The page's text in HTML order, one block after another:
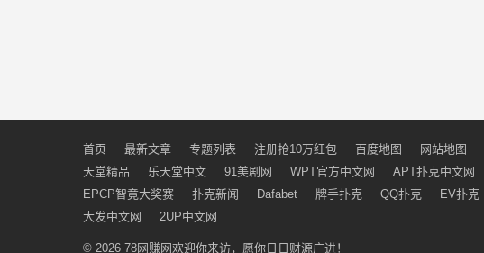
首页 最新文章 专题列表 注册抢10万红包 百度地图 网站地图
天堂精品
乐天堂中文 91美剧网 WPT官方中文网 APT扑克中文网
EPCP智竟大奖赛
扑克新闻 Dafabet 牌手扑克 QQ扑克 EV扑克
大发中文网
2UP中文网
© 2026 78网赚网欢迎你来访，愿你日日财源广进！